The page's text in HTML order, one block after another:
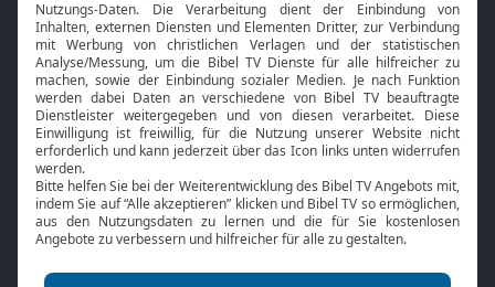
HbbTV
Bibelthek Online-Bibel
Nächster Gottesdienst
Bibel TV
Über uns
Jobs
Mediadaten
Service
Kontakt
TV-Empfang